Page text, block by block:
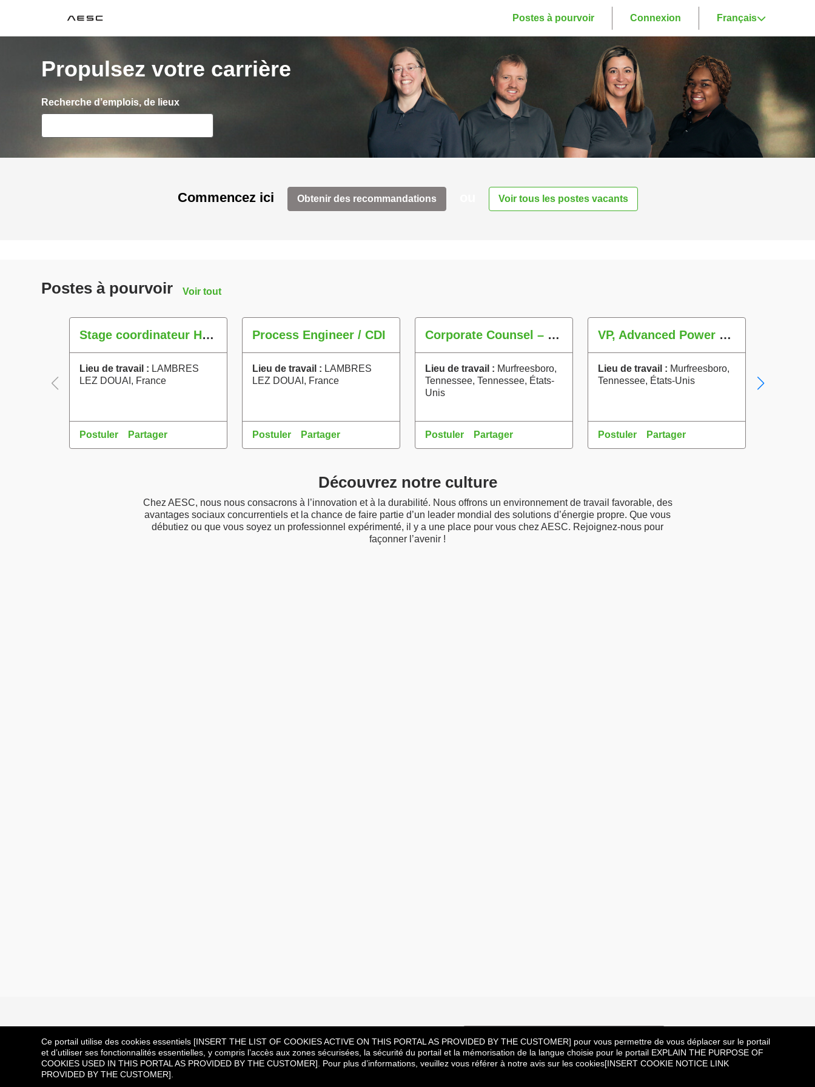
Ce portail utilise des cookies essentiels [INSERT THE LIST OF COOKIES ACTIVE ON THIS PORTAL AS PROVIDED BY THE CUSTOMER] pour vous permettre de vous déplacer sur le portail
et d’utiliser ses fonctionnalités essentielles, y compris l’accès aux zones sécurisées, la sécurité du portail et la mémorisation de la langue choisie pour le portail EXPLAIN THE PURPOSE OF
COOKIES USED IN THIS PORTAL AS PROVIDED BY THE CUSTOMER]. Pour plus d’informations, veuillez vous référer à notre avis sur les cookies[INSERT COOKIE NOTICE LINK
PROVIDED BY THE CUSTOMER].
AESC Postes à pourvoir Connexion Français
Propulsez votre carrière
Rechercher des postes ouverts
Recherche d’emplois, de lieux
Commencez ici Obtenir des recommandations Voir tous les postes vacants
Postes à pourvoir Voir tout
Stage coordinateur HSE / 4 à 6 mois
Lieu de travail : LAMBRES
LEZ DOUAI, France
Postuler Partager
Process Engineer / CDI
Lieu de travail : LAMBRES
LEZ DOUAI, France
Postuler Partager
Corporate Counsel – M&A
Lieu de travail : Murfreesboro,
Tennessee, Tennessee, États-
Unis
Postuler Partager
VP, Advanced Power Solutions
Lieu de travail : Murfreesboro,
Tennessee, États-Unis
Postuler Partager
Découvrez notre culture
Chez AESC, nous nous consacrons à l’innovation et à la durabilité. Nous offrons un environnement de travail favorable, des
avantages sociaux concurrentiels et la chance de faire partie d’un leader mondial des solutions d’énergie propre. Que vous
débutiez ou que vous soyez un professionnel expérimenté, il y a une place pour vous chez AESC. Rejoignez-nous pour
façonner l’avenir !
Vous n’avez pas trouvé ce que vous cherchiez ? Rejoignez notre communauté de talents